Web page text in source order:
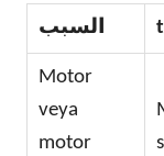
السبب
Motor
veya
motor